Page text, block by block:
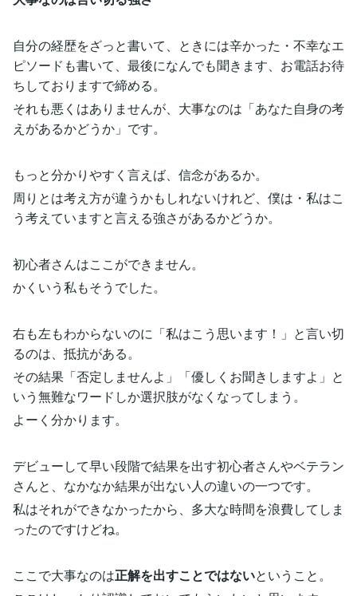
自分の経歴をざっと書いて、ときには辛かった・不幸なエ
ピソードも書いて、最後になんでも聞きます、お電話お待
ちしておりますで締める。
それも悪くはありませんが、大事なのは「あなた自身の考
えがあるかどうか」です。
もっと分かりやすく言えば、信念があるか。
周りとは考え方が違うかもしれないけれど、僕は・私はこ
う考えていますと言える強さがあるかどうか。
初心者さんはここができません。
かくいう私もそうでした。
右も左もわからないのに「私はこう思います！」と言い切
るのは、抵抗がある。
その結果「否定しませんよ」「優しくお聞きしますよ」と
いう無難なワードしか選択肢がなくなってしまう。
よーく分かります。
デビューして早い段階で結果を出す初心者さんやベテラン
さんと、なかなか結果が出ない人の違いの一つです。
私はそれができなかったから、多大な時間を浪費してしま
ったのですけどね。
ここで大事なのは正解を出すことではないということ。